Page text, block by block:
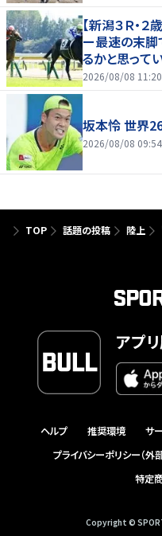
【新潟３Ｒ・
ー最速の末
るかと思って
2026/08/08 11:20
坂本怜 世界
2026/08/08 09:54
TOP 話題の投稿 陸上
アプ
ヘルプ 推奨環境 サ
プライバシーポリシー（外
特定
Copyright ©